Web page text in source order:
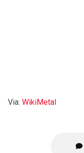
Via: WikiMetal